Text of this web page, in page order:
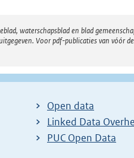
waterschapsblad en blad
Voor pdf-publicaties van vóór
Open data
Linked Data
PUC Open Data